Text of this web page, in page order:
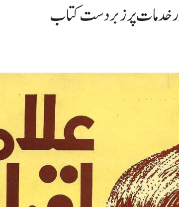
اور خدمات پر زبردست کتاب